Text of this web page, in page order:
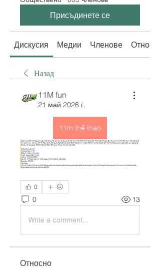
Присъдинете се
Дискусия Медии Членове Относно
Назад
11M fun
21 май 2026 г.
11m thể thao
0
0 13
Write a comment...
Относно